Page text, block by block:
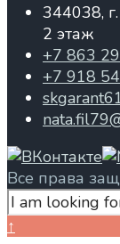
344038,
2 этаж
+7 863
+7 918
Все права
Search
for:
Close
↑